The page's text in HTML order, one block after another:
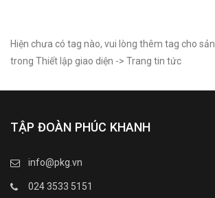
Hiện chưa có tag nào, vui lòng thêm tag cho
trong Thiết lập giao diện -> Trang tin tức
TẬP ĐOÀN PHÚC KHANH
info@pkg.vn
024 3533 5151